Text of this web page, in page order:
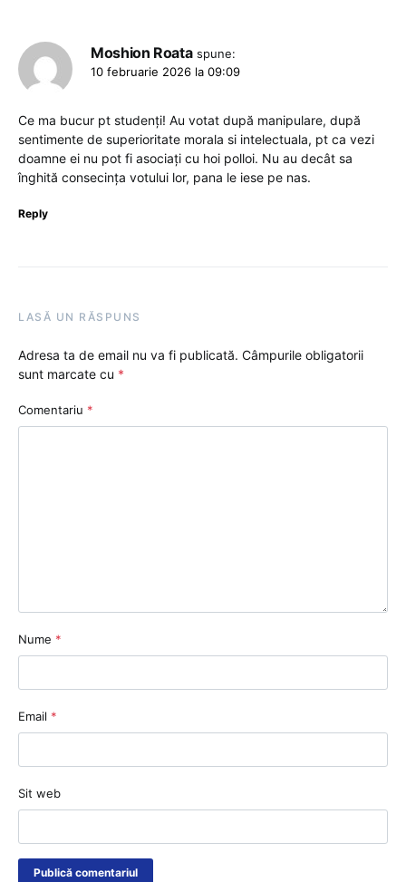
Moshion Roata spune:
10 februarie 2026 la 09:09
Ce ma bucur pt studenți! Au votat după manipulare, după
sentimente de superioritate morala si intelectuala, pt ca vezi
doamne ei nu pot fi asociați cu hoi polloi. Nu au decât sa
înghită consecința votului lor, pana le iese pe nas.
Reply
LASĂ UN RĂSPUNS
Adresa ta de email nu va fi publicată. Câmpurile obligatorii
sunt marcate cu *
Comentariu *
Nume *
Email *
Sit web